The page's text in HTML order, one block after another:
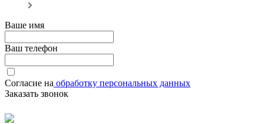
Ваше имя
Ваш телефон
Согласие на обработку персональных данных
Заказать звонок